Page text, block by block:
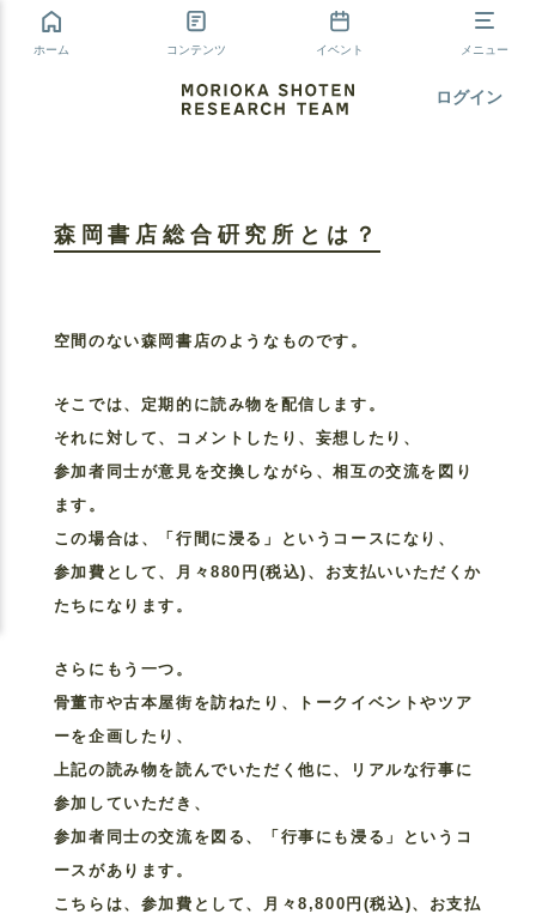
ホーム コンテンツ イベント メニュー
ログイン
森岡書店総合硏究所とは？
空間のない森岡書店のようなものです。
そこでは、定期的に読み物を配信します。
それに対して、コメントしたり、妄想したり、
参加者同士が意見を交換しながら、相互の交流を図り
ます。
この場合は、「行間に浸る」というコースになり、
参加費として、月々880円(税込)、お支払いいただくか
たちになります。
さらにもう一つ。
骨董市や古本屋街を訪ねたり、トークイベントやツア
ーを企画したり、
上記の読み物を読んでいただく他に、リアルな行事に
参加していただき、
参加者同士の交流を図る、「行事にも浸る」というコ
ースがあります。
こちらは、参加費として、月々8,800円(税込)、お支払